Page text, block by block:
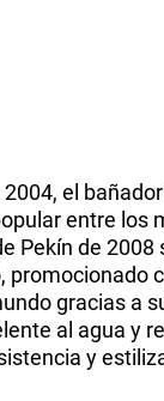
el
entre los
Pekín de 2008
promocionado
gracias a
al agua y
y